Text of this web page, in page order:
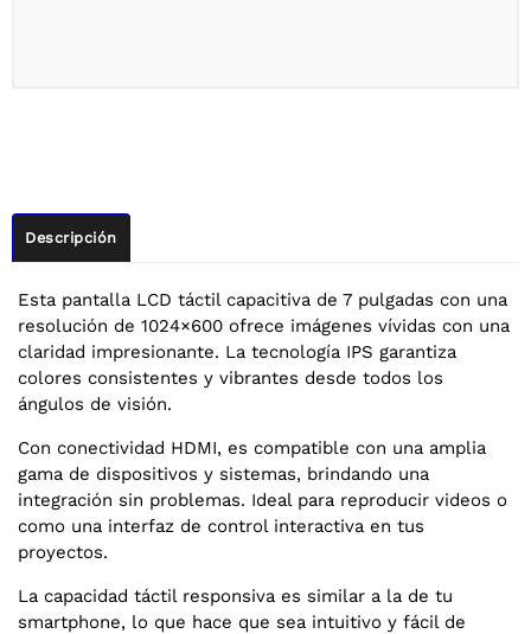
Descripción
Esta pantalla LCD táctil capacitiva de 7 pulgadas con una
resolución de 1024×600 ofrece imágenes vívidas con una
claridad impresionante. La tecnología IPS garantiza
colores consistentes y vibrantes desde todos los
ángulos de visión.
Con conectividad HDMI, es compatible con una amplia
gama de dispositivos y sistemas, brindando una
integración sin problemas. Ideal para reproducir videos o
como una interfaz de control interactiva en tus
proyectos.
La capacidad táctil responsiva es similar a la de tu
smartphone, lo que hace que sea intuitivo y fácil de